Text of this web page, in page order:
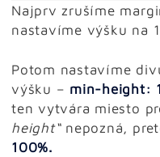
Najprv zrušíme
nastavíme výšku na
Potom nastavíme
výšku – min- height:
ten vytvára miesto
height“nepozná,
100%.